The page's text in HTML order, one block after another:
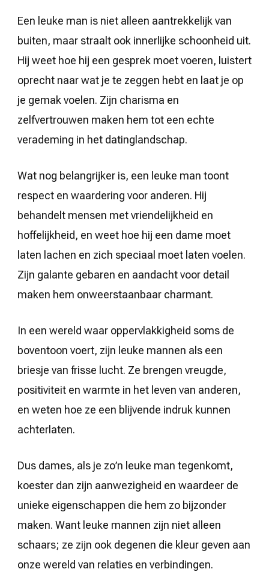
Een leuke man is niet alleen aantrekkelijk van
buiten, maar straalt ook innerlijke schoonheid uit.
Hij weet hoe hij een gesprek moet voeren, luistert
oprecht naar wat je te zeggen hebt en laat je op
je gemak voelen. Zijn charisma en
zelfvertrouwen maken hem tot een echte
verademing in het datinglandschap.
Wat nog belangrijker is, een leuke man toont
respect en waardering voor anderen. Hij
behandelt mensen met vriendelijkheid en
hoffelijkheid, en weet hoe hij een dame moet
laten lachen en zich speciaal moet laten voelen.
Zijn galante gebaren en aandacht voor detail
maken hem onweerstaanbaar charmant.
In een wereld waar oppervlakkigheid soms de
boventoon voert, zijn leuke mannen als een
briesje van frisse lucht. Ze brengen vreugde,
positiviteit en warmte in het leven van anderen,
en weten hoe ze een blijvende indruk kunnen
achterlaten.
Dus dames, als je zo’n leuke man tegenkomt,
koester dan zijn aanwezigheid en waardeer de
unieke eigenschappen die hem zo bijzonder
maken. Want leuke mannen zijn niet alleen
schaars; ze zijn ook degenen die kleur geven aan
onze wereld van relaties en verbindingen.